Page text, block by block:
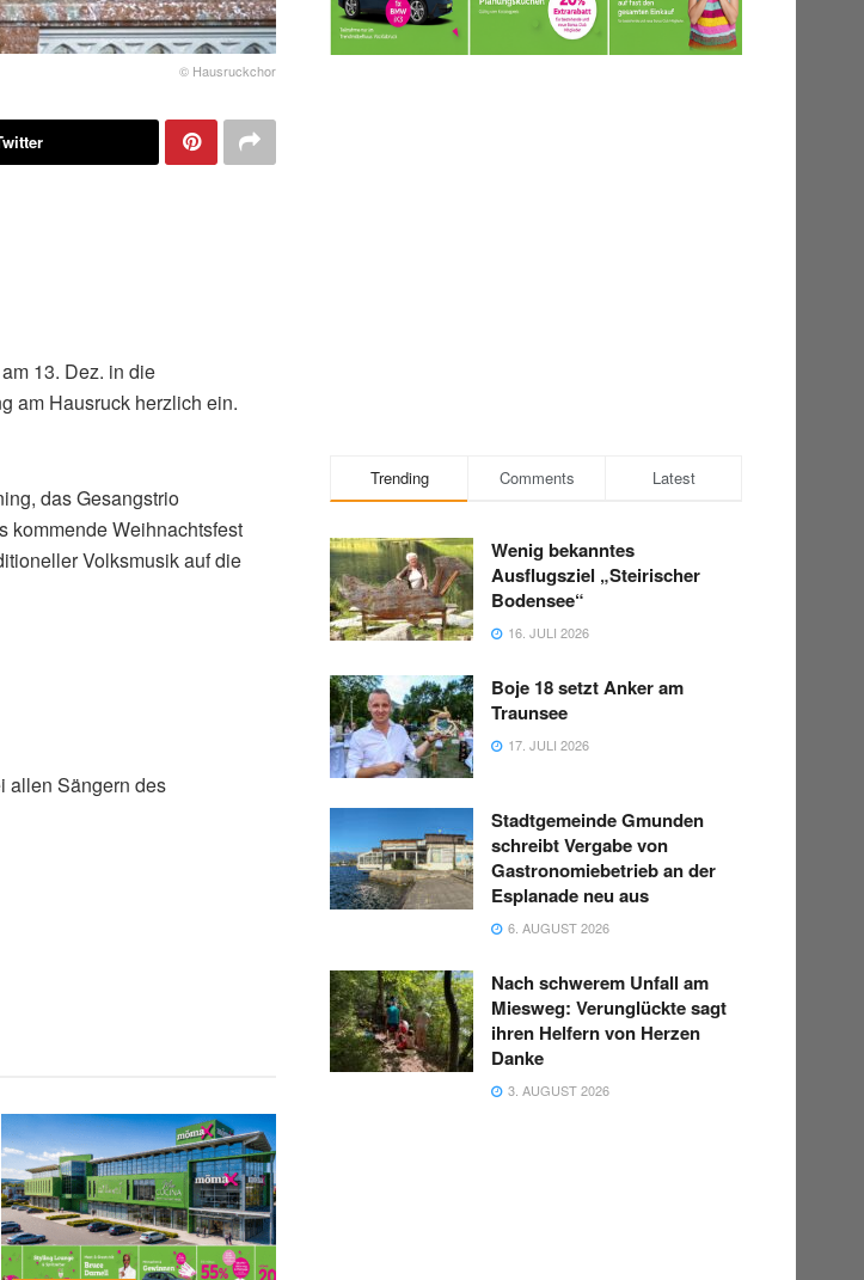
© Hausruckchor
13. Dez. in die
am Hausruck herzlich ein.
das Gesangstrio
kommende Weihnachtsfest
Volksmusik auf die
allen Sängern des
Trending Comments Latest
Wenig bekanntes
Ausflugsziel „Steirischer
Bodensee“
16. JULI 2026
Boje 18 setzt Anker am
Traunsee
17. JULI 2026
Stadtgemeinde Gmunden
schreibt Vergabe von
Gastronomiebetrieb an der
Esplanade neu aus
6. AUGUST 2026
Nach schwerem Unfall am
Miesweg: Verunglückte sagt
ihren Helfern von Herzen
Danke
3. AUGUST 2026